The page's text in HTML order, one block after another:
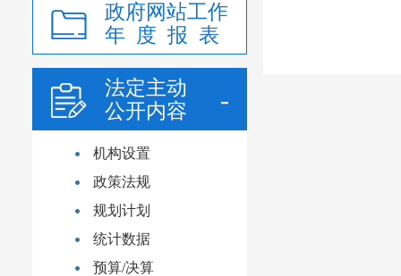
政府网站工作
年 度 报 表
法定主动
公开内容
机构设置
政策法规
规划计划
统计数据
预算/决算